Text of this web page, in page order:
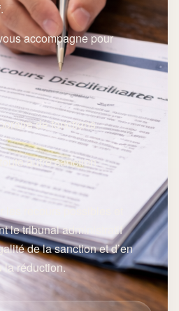
.
accompagne pour
de fonctions
autre sanction
recours possibles et
le tribunal administratif
de la sanction et d’en
la réduction.